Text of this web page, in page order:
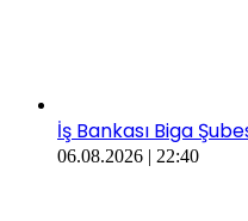
İş Bankası Biga
06.08.2026 | 22:40